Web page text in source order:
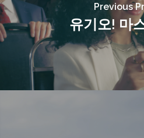
Previous
유기오! 마